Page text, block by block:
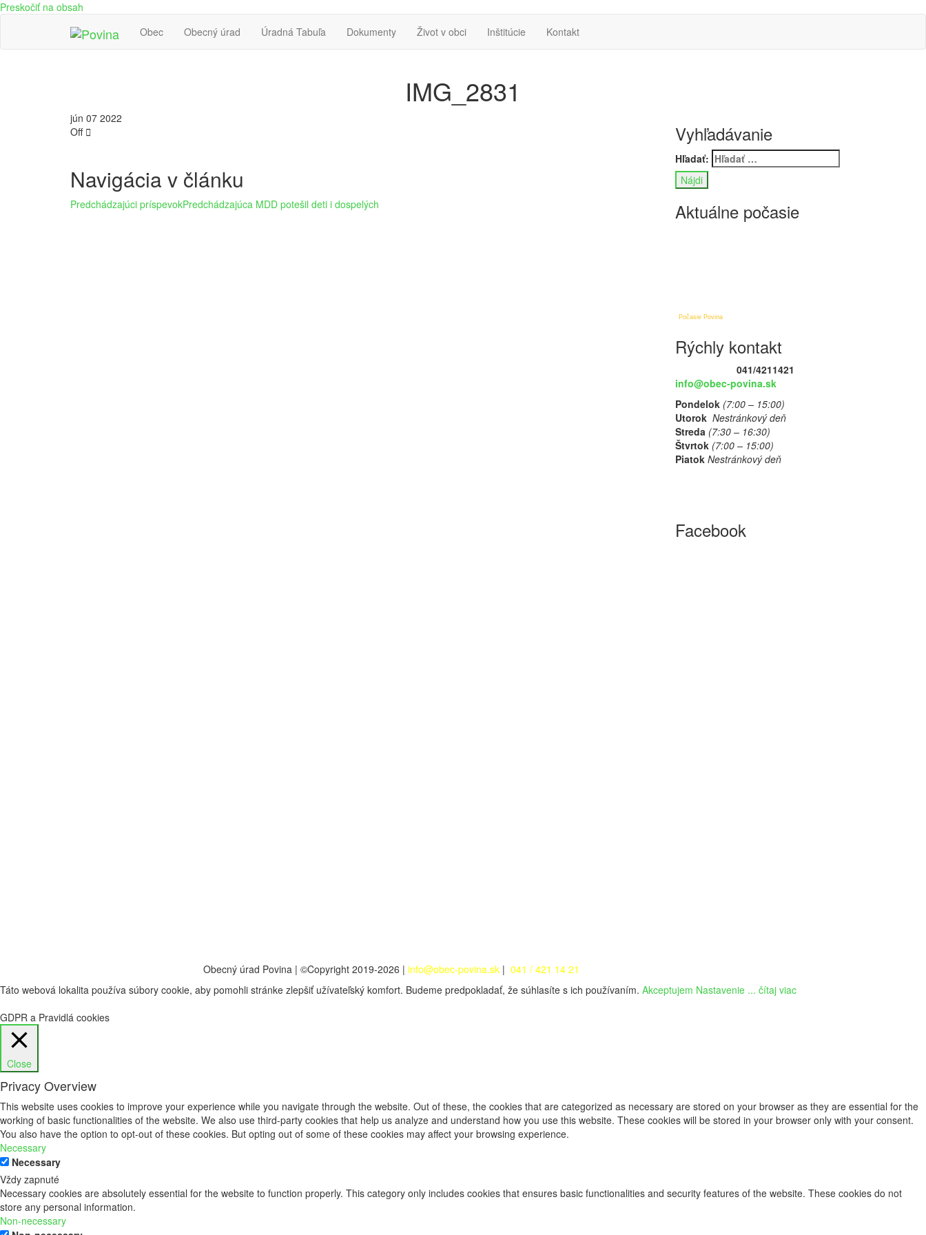
Preskočiť na obsah
Povina
Oficiálne stránky obce Povina
Obec Obecný úrad Úradná Tabuľa Dokumenty Život v obci Inštitúcie Kontakt
IMG_2831
jún 07 2022
Off
Navigácia v článku
Predchádzajúci príspevokPredchádzajúca MDD potešil deti i dospelých
Vyhľadávanie
Hľadať:
Aktuálne počasie
Počasie Povina
Rýchly kontakt
041/4211421
info@obec-povina.sk
Pondelok (7:00 – 15:00)
Utorok Nestránkový deň
Streda (7:30 – 16:30)
Štvrtok(7:00 – 15:00)
Piatok Nestránkový deň
Facebook
Obecný úrad Povina | ©Copyright 2019-2026 | info@obec-povina.sk | 041 / 421 14 21
Táto webová lokalita používa súbory cookie, aby pomohli stránke zlepšiť užívateľský komfort. Budeme predpokladať, že súhlasíte s ich používaním. Akceptujem Nastavenie ... čítaj viac
GDPR a Pravidlá cookies
Close
Privacy Overview
This website uses cookies to improve your experience while you navigate through the website. Out of these, the cookies that are categorized as necessary are stored on your browser as they are essential for the
working of basic functionalities of the website. We also use third-party cookies that help us analyze and understand how you use this website. These cookies will be stored in your browser only with your consent.
You also have the option to opt-out of these cookies. But opting out of some of these cookies may affect your browsing experience.
Necessary
Necessary
Vždy zapnuté
Necessary cookies are absolutely essential for the website to function properly. This category only includes cookies that ensures basic functionalities and security features of the website. These cookies do not
store any personal information.
Non-necessary